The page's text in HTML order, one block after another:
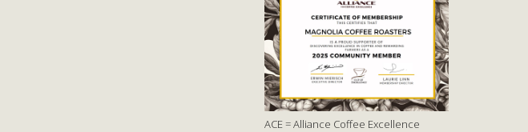
ACE = Alliance Coffee Excellence